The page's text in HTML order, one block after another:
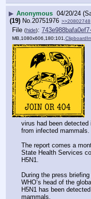
▶ Anonymous 04/20/24
(19) No. 20751976 >>20802748
File (hide):
MB,1080x606,180:101,
virus had been
from infected mammals.
The report comes a
State Health Services
H5N1.
During the press
WHO’s head of the
H5N1 has been
mammals.